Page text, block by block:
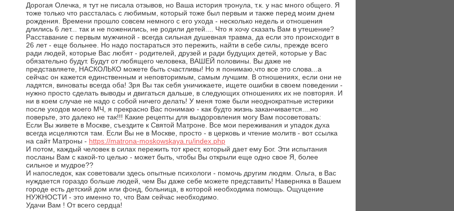
Дорогая Олечка, я тут не писала отзывов, но Ваша история тронула, т.к. у нас много общего. Я
тоже только что рассталась с любимым, который тоже был первым и также перед моим днем
рождения. Времени прошло совсем немного с его ухода - несколько недель и отношения
длились 6 лет... так и не поженились, не родили детей.... Что я хочу сказать Вам в утешение?
Расставание с первым мужчиной - всегда сильная душевная травма, да если это происходит в
26 лет - еще больнее. Но надо постараться это пережить, найти в себе силы, прежде всего
ради людей, которые Вас любят - родителей, друзей и ради будущих детей, которые у Вас
обязательно будут. Будут от любящего человека, ВАШЕЙ половины. Вы даже не
представляете, НАСКОЛЬКО можете быть счастливы! Но я понимаю,что все это слова...а
сейчас он кажется единственным и неповторимым, самым лучшим. В отношениях, если они не
ладятся, виноваты всегда оба! Зря Вы так себя уничижаете, ищете ошибки в своем поведении -
нужно просто сделать выводы и двигаться дальше, в следующих отношениях их не повторяя. И
ни в коем случае не надо с собой ничего делать! У меня тоже были неоднократные истерики
после уходов моего МЧ, я прекрасно Вас понимаю - как будто жизнь заканчивается....но
поверьте, это далеко не так!!! Какие рецепты для выздоровления могу Вам посоветовать:
Если Вы живете в Москве, съездите к Святой Матроне. Все мои переживания и упадок духа
всегда исцеляются там. Если Вы не в Москве, просто - в церковь и чтение молитв - вот ссылка
на сайт Матроны - https://matrona-moskowskaya.ru/index.php
И потом, каждый человек в силах пережить тот крест, который дает ему Бог. Эти испытания
посланы Вам с какой-то целью - может быть, чтобы Вы открыли еще одно свое Я, более
сильное и мудрое??
И напоследок, как советовали здесь опытные психологи - помочь другим людям. Ольга, в Вас
нуждается гораздо больше людей, чем Вы даже себе можете представить! Наверняка в Вашем
городе есть детский дом или фонд, больница, в которой необходима помощь. Ощущение
НУЖНОСТИ - это именно то, что Вам сейчас необходимо.
Удачи Вам ! От всего сердца!